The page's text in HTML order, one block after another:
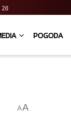
20 20
POGODA
AA